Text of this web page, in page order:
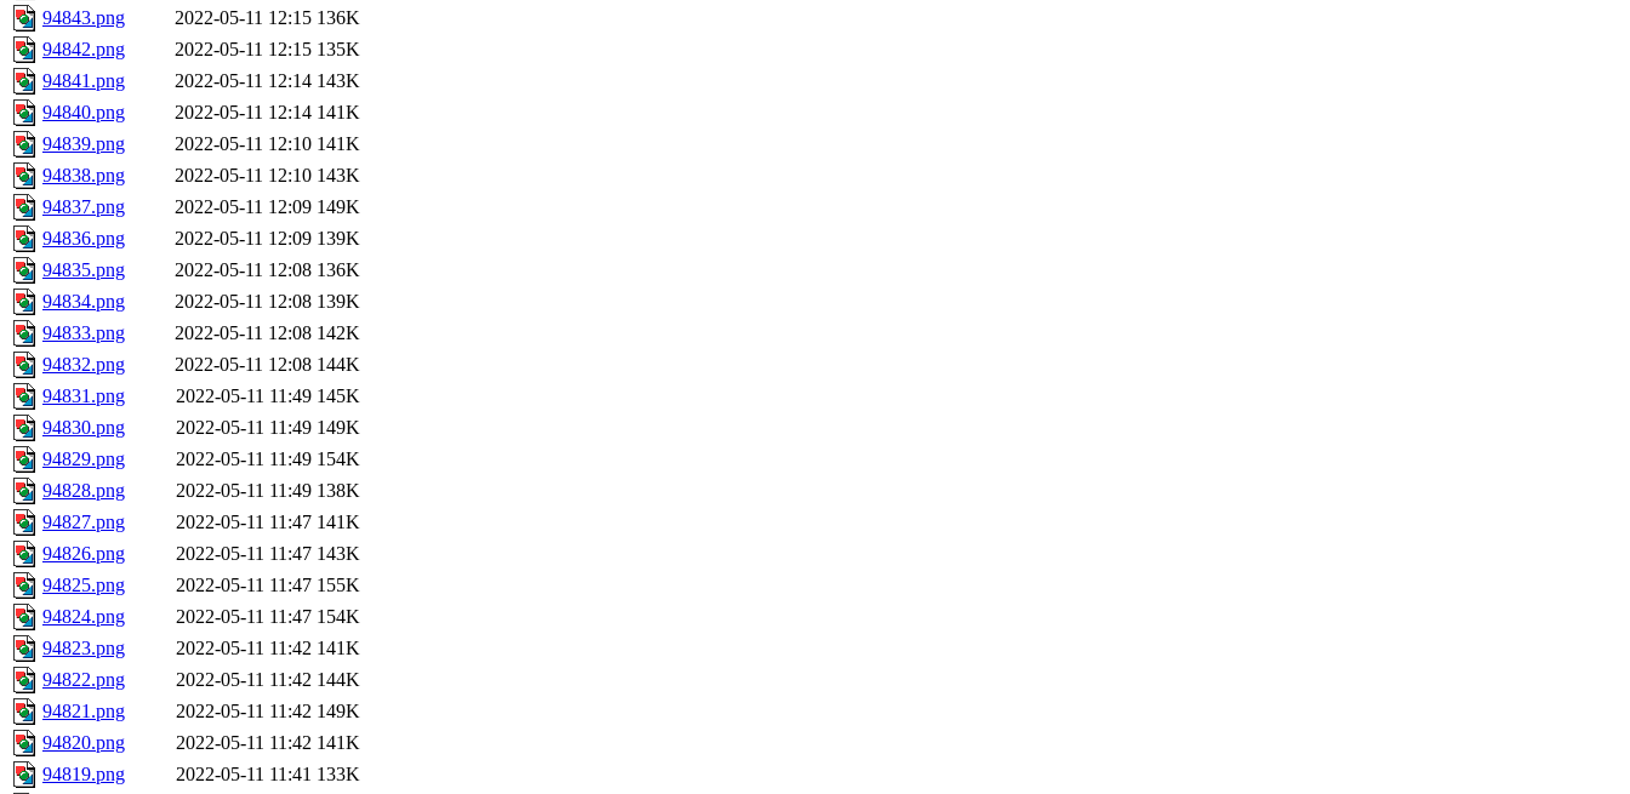
94843.png
2022-05-11 12:15 136K
94842.png
2022-05-11 12:15 135K
94841.png
2022-05-11 12:14 143K
94840.png
2022-05-11 12:14 141K
94839.png
2022-05-11 12:10 141K
94838.png
2022-05-11 12:10 143K
94837.png
2022-05-11 12:09 149K
94836.png
2022-05-11 12:09 139K
94835.png
2022-05-11 12:08 136K
94834.png
2022-05-11 12:08 139K
94833.png
2022-05-11 12:08 142K
94832.png
2022-05-11 12:08 144K
94831.png
2022-05-11 11:49 145K
94830.png
2022-05-11 11:49 149K
94829.png
2022-05-11 11:49 154K
94828.png
2022-05-11 11:49 138K
94827.png
2022-05-11 11:47 141K
94826.png
2022-05-11 11:47 143K
94825.png
2022-05-11 11:47 155K
94824.png
2022-05-11 11:47 154K
94823.png
2022-05-11 11:42 141K
94822.png
2022-05-11 11:42 144K
94821.png
2022-05-11 11:42 149K
94820.png
2022-05-11 11:42 141K
94819.png
2022-05-11 11:41 133K